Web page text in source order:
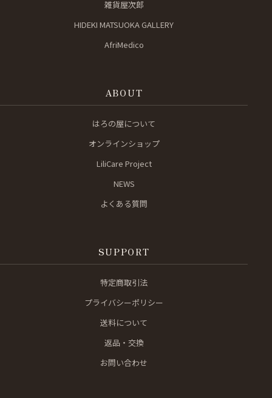
雑貨屋次郎
HIDEKI MATSUOKA GALLERY
AfriMedico
ABOUT
はろの屋について
オンラインショップ
LiliCare Project
NEWS
よくある質問
SUPPORT
特定商取引法
プライバシーポリシー
送料について
返品・交換
お問い合わせ